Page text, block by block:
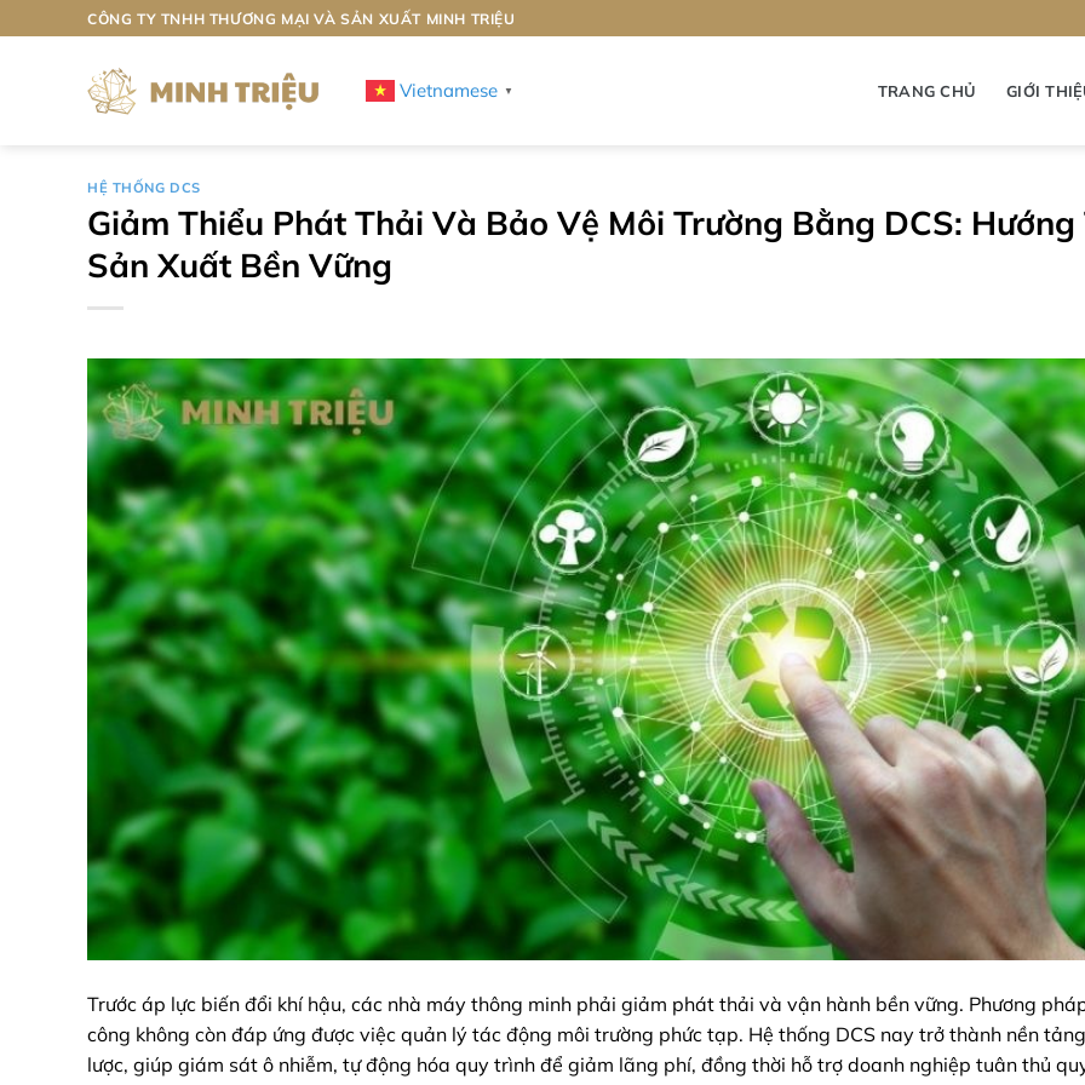
qua
CÔNG TY TNHH THƯƠNG MẠI VÀ SẢN XUẤT MINH TRIỆU
Vietnamese ▼ TRANG CHỦ GIỚI
HỆ THỐNG DCS
Giảm Thiểu Phát Thải Và Bảo Vệ Môi Trường Bằng DCS: Hướng
Sản Xuất Bền Vững
Trước áp lực biến đổi khí hậu, các nhà máy thông minh phải giảm phát thải và vận hành bền vững. Phương
công không còn đáp ứng được việc quản lý tác động môi trường phức tạp. Hệ thống DCS nay trở thành nền
lược, giúp giám sát ô nhiễm, tự động hóa quy trình để giảm lãng phí, đồng thời hỗ trợ doanh nghiệp tuân thủ